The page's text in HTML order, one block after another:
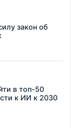
закон об
в топ-50
к ИИ к 2030